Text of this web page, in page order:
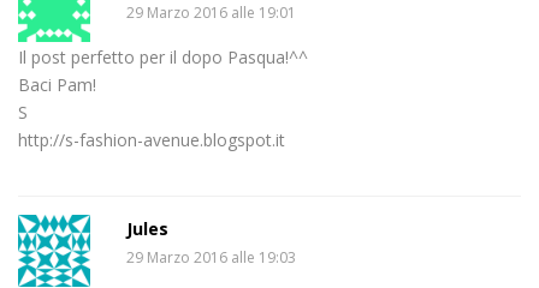
29 Marzo 2016 alle 19:01
Il post perfetto per il dopo Pasqua!^^
Baci Pam!
S
http://s-fashion-avenue.blogspot.it
Jules
29 Marzo 2016 alle 19:03